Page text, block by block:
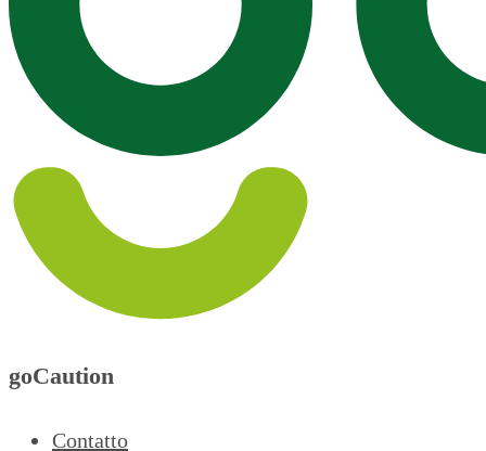
goCaution
Contatto